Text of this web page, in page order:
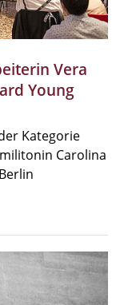
Vera
Young
Kategorie
Carolina